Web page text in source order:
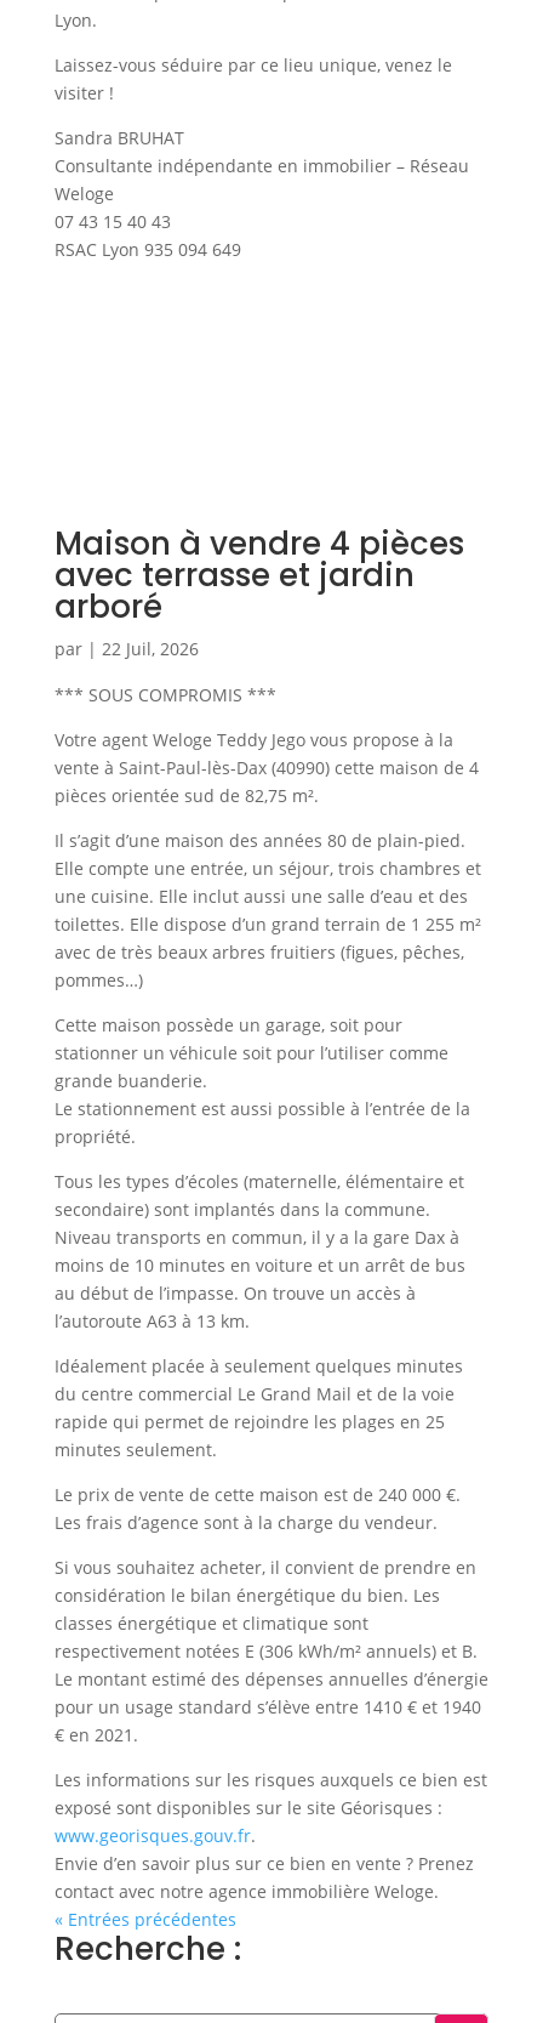
Lyon.
Laissez-vous séduire par ce lieu unique, venez le
visiter !
Sandra BRUHAT
Consultante indépendante en immobilier – Réseau
Weloge
07 43 15 40 43
RSAC Lyon 935 094 649
Maison à vendre 4 pièces
avec terrasse et jardin
arboré
par | 22 Juil, 2026
*** SOUS COMPROMIS ***
Votre agent Weloge Teddy Jego vous propose à la
vente à Saint-Paul-lès-Dax (40990) cette maison de 4
pièces orientée sud de 82,75 m².
Il s’agit d’une maison des années 80 de plain-pied.
Elle compte une entrée, un séjour, trois chambres et
une cuisine. Elle inclut aussi une salle d’eau et des
toilettes. Elle dispose d’un grand terrain de 1 255 m²
avec de très beaux arbres fruitiers (figues, pêches,
pommes…)
Cette maison possède un garage, soit pour
stationner un véhicule soit pour l’utiliser comme
grande buanderie.
Le stationnement est aussi possible à l’entrée de la
propriété.
Tous les types d’écoles (maternelle, élémentaire et
secondaire) sont implantés dans la commune.
Niveau transports en commun, il y a la gare Dax à
moins de 10 minutes en voiture et un arrêt de bus
au début de l’impasse. On trouve un accès à
l’autoroute A63 à 13 km.
Idéalement placée à seulement quelques minutes
du centre commercial Le Grand Mail et de la voie
rapide qui permet de rejoindre les plages en 25
minutes seulement.
Le prix de vente de cette maison est de 240 000 €.
Les frais d’agence sont à la charge du vendeur.
Si vous souhaitez acheter, il convient de prendre en
considération le bilan énergétique du bien. Les
classes énergétique et climatique sont
respectivement notées E (306 kWh/m² annuels) et B.
Le montant estimé des dépenses annuelles d’énergie
pour un usage standard s’élève entre 1410 € et 1940
€ en 2021.
Les informations sur les risques auxquels ce bien est
exposé sont disponibles sur le site Géorisques :
www.georisques.gouv.fr.
Envie d’en savoir plus sur ce bien en vente ? Prenez
contact avec notre agence immobilière Weloge.
« Entrées précédentes
Recherche :